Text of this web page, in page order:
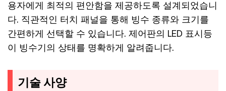
용자에게 최적의 편안함을 제공하도록 설계되었습니
다. 직관적인 터치 패널을 통해 빙수 종류와 크기를
간편하게 선택할 수 있습니다. 제어판의 LED 표시등
이 빙수기의 상태를 명확하게 알려줍니다.
기술 사양